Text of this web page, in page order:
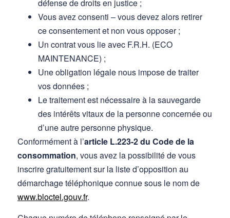
défense de droits en justice ;
Vous avez consenti – vous devez alors retirer
ce consentement et non vous opposer ;
Un contrat vous lie avec F.R.H. (ECO
MAINTENANCE) ;
Une obligation légale nous impose de traiter
vos données ;
Le traitement est nécessaire à la sauvegarde
des intérêts vitaux de la personne concernée ou
d’une autre personne physique.
Conformément à l’article L.223-2 du Code de la
consommation, vous avez la possibilité de vous
inscrire gratuitement sur la liste d’opposition au
démarchage téléphonique connue sous le nom de
www.bloctel.gouv.fr.